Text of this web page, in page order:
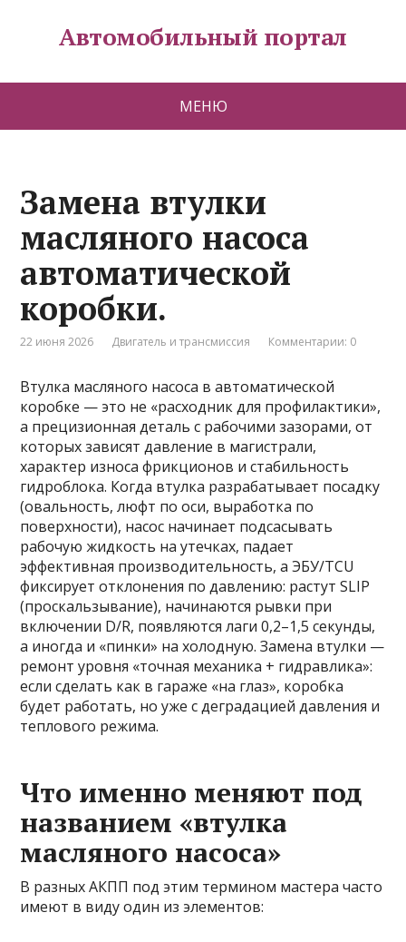
Автомобильный портал
МЕНЮ
Замена втулки
масляного насоса
автоматической
коробки.
22 июня 2026 Двигатель и трансмиссия Комментарии: 0
Втулка масляного насоса в автоматической
коробке — это не «расходник для профилактики»,
а прецизионная деталь с рабочими зазорами, от
которых зависят давление в магистрали,
характер износа фрикционов и стабильность
гидроблока. Когда втулка разрабатывает посадку
(овальность, люфт по оси, выработка по
поверхности), насос начинает подсасывать
рабочую жидкость на утечках, падает
эффективная производительность, а ЭБУ/TCU
фиксирует отклонения по давлению: растут SLIP
(проскальзывание), начинаются рывки при
включении D/R, появляются лаги 0,2–1,5 секунды,
а иногда и «пинки» на холодную. Замена втулки —
ремонт уровня «точная механика + гидравлика»:
если сделать как в гараже «на глаз», коробка
будет работать, но уже с деградацией давления и
теплового режима.
Что именно меняют под
названием «втулка
масляного насоса»
В разных АКПП под этим термином мастера часто
имеют в виду один из элементов: